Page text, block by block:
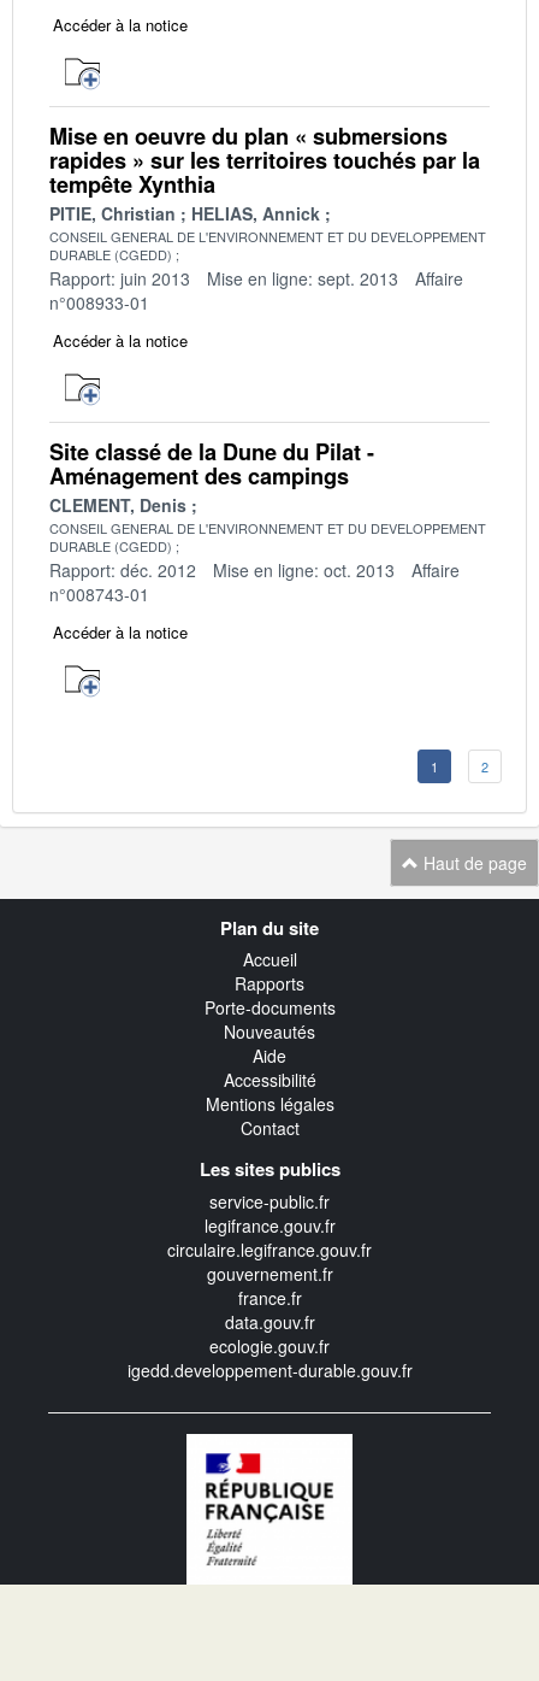
Accéder à la notice
Mise en oeuvre du plan « submersions
rapides » sur les territoires touchés par la
tempête Xynthia
PITIE, Christian HELIAS, Annick
CONSEIL GENERAL DE L'ENVIRONNEMENT ET DU DEVELOPPEMENT
DURABLE (CGEDD)
Rapport: juin 2013 Mise en ligne: sept. 2013
Affaire
n°008933-01
Accéder à la notice
Site classé de la Dune du Pilat -
Aménagement des campings
CLEMENT, Denis
CONSEIL GENERAL DE L'ENVIRONNEMENT ET DU DEVELOPPEMENT
DURABLE (CGEDD)
Rapport: déc. 2012 Mise en ligne: oct. 2013
Affaire
n°008743-01
Accéder à la notice
1 2
Haut de page
Plan du site
Accueil
Rapports
Porte-documents
Nouveautés
Aide
Accessibilité
Mentions légales
Contact
Les sites publics
service-public.fr
legifrance.gouv.fr
circulaire.legifrance.gouv.fr
gouvernement.fr
france.fr
data.gouv.fr
ecologie.gouv.fr
igedd.developpement-durable.gouv.fr